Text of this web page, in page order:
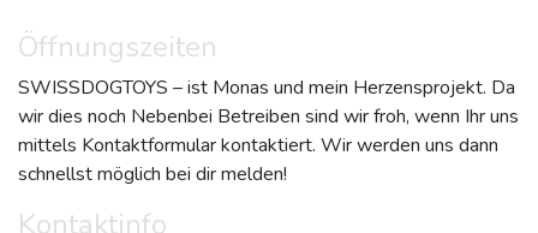
Öffnungszeiten
SWISSDOGTOYS – ist Monas und mein Herzensprojekt. Da
wir dies noch Nebenbei Betreiben sind wir froh, wenn Ihr uns
mittels Kontaktformular kontaktiert. Wir werden uns dann
schnellst möglich bei dir melden!
Kontaktinfo